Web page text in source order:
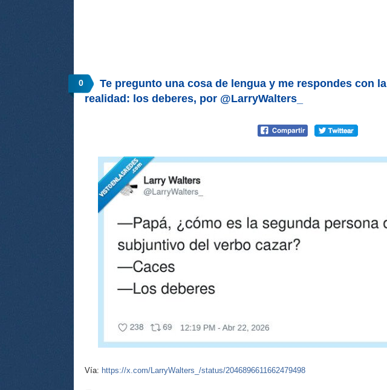
0
Te pregunto una cosa de lengua y me respondes con la
realidad: los deberes, por @LarryWalters_
Vía: https://x.com/LarryWalters_/status/2046896611662479498